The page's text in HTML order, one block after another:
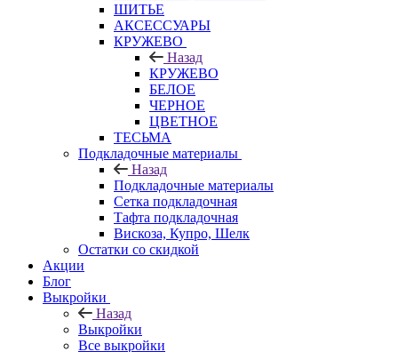
ШИТЬЕ
АКСЕССУАРЫ
КРУЖЕВО
Назад
КРУЖЕВО
БЕЛОЕ
ЧЕРНОЕ
ЦВЕТНОЕ
ТЕСЬМА
Подкладочные материалы
Назад
Подкладочные материалы
Сетка подкладочная
Тафта подкладочная
Вискоза, Купро, Шелк
Остатки со скидкой
Акции
Блог
Выкройки
Назад
Выкройки
Все выкройки